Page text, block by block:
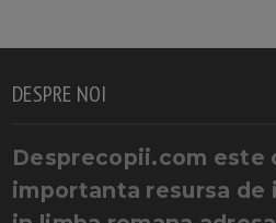
DESPRE NOI
Desprecopii.com este
importanta resursa